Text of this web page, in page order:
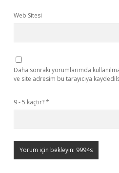
Web Sitesi
Daha sonraki yorumlarımda
ve site adresim bu tarayıcıya
9 - 5 kaçtır?*